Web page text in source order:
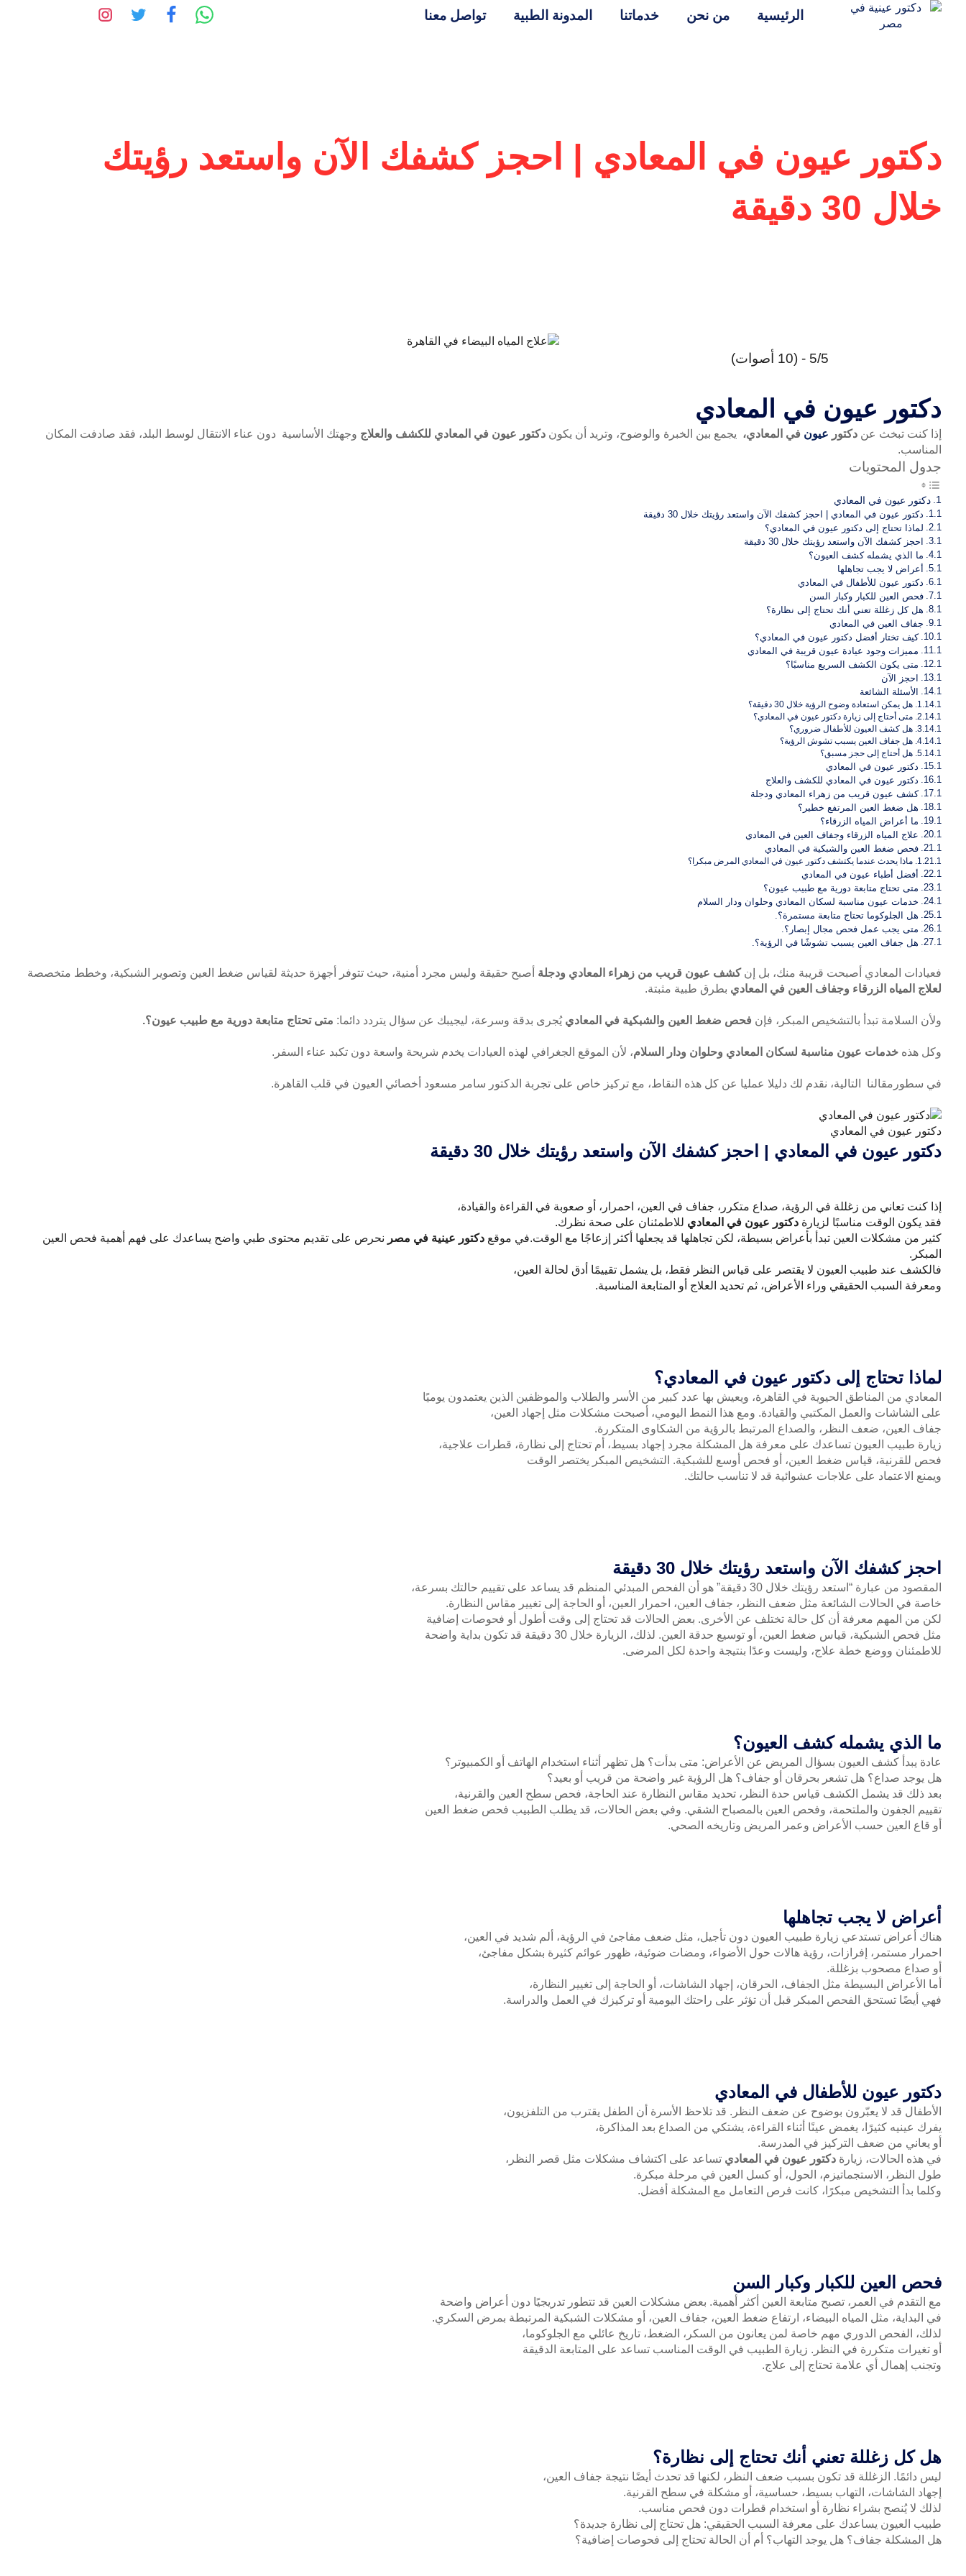
الرئيسية من نحن خدماتنا المدونة الطبية تواصل معنا
دكتور عيون في المعادي | احجز كشفك الآن واستعد رؤيتك
خلال 30 دقيقة
5/5 - (10 أصوات)
دكتور عيون في المعادي
إذا كنت تبخث عن دكتور عيون في المعادي، يجمع بين الخبرة والوضوح، وتريد أن يكون دكتور عيون في المعادي للكشف والعلاج وجهتك الأساسية دون عناء الانتقال لوسط البلد، فقد صادفت المكان
المناسب.
جدول المحتويات
دكتور عيون في المعادي
دكتور عيون في المعادي | احجز كشفك الآن واستعد رؤيتك خلال 30 دقيقة
لماذا تحتاج إلى دكتور عيون في المعادي؟
احجز كشفك الآن واستعد رؤيتك خلال 30 دقيقة
ما الذي يشمله كشف العيون؟
أعراض لا يجب تجاهلها
دكتور عيون للأطفال في المعادي
فحص العين للكبار وكبار السن
هل كل زغللة تعني أنك تحتاج إلى نظارة؟
جفاف العين في المعادي
كيف تختار أفضل دكتور عيون في المعادي؟
مميزات وجود عيادة عيون قريبة في المعادي
متى يكون الكشف السريع مناسبًا؟
احجز الآن
الأسئلة الشائعة
هل يمكن استعادة وضوح الرؤية خلال 30 دقيقة؟
متى أحتاج إلى زيارة دكتور عيون في المعادي؟
هل كشف العيون للأطفال ضروري؟
هل جفاف العين يسبب تشوش الرؤية؟
هل أحتاج إلى حجز مسبق؟
دكتور عيون في المعادي
دكتور عيون في المعادي للكشف والعلاج
كشف عيون قريب من زهراء المعادي ودجلة
هل ضغط العين المرتفع خطير؟
ما أعراض المياه الزرقاء؟
علاج المياه الزرقاء وجفاف العين في المعادي
فحص ضغط العين والشبكية في المعادي
ماذا يحدث عندما يكتشف دكتور عيون في المعادي المرض مبكرا؟
أفضل أطباء عيون في المعادي
متى تحتاج متابعة دورية مع طبيب عيون؟
خدمات عيون مناسبة لسكان المعادي وحلوان ودار السلام
هل الجلوكوما تحتاج متابعة مستمرة؟.
متى يجب عمل فحص مجال إبصار؟.
هل جفاف العين يسبب تشوشًا في الرؤية؟.
فعيادات المعادي أصبحت قريبة منك، بل إنكشف عيون قريب من زهراء المعادي ودجلة أصبح حقيقة وليس مجرد أمنية، حيث تتوفر أجهزة حديثة لقياس ضغط العين وتصوير الشبكية، وخطط متخصصة
لعلاج المياه الزرقاء وجفاف العين في المعادي بطرق طبية مثبتة.
ولأن السلامة تبدأ بالتشخيص المبكر، فإن فحص ضغط العين والشبكية في المعادي يُجرى بدقة وسرعة، ليجيبك عن سؤال يتردد دائما: متى تحتاج متابعة دورية مع طبيب عيون؟.
وكل هذه خدمات عيون مناسبة لسكان المعادي وحلوان ودار السلام، لأن الموقع الجغرافي لهذه العيادات يخدم شريحة واسعة دون تكبد عناء السفر.
في سطورمقالنا التالية، نقدم لك دليلا عمليا عن كل هذه النقاط، مع تركيز خاص على تجربة الدكتور سامر مسعود أخصائي العيون في قلب القاهرة.
دكتور عيون في المعادي
دكتور عيون في المعادي | احجز كشفك الآن واستعد رؤيتك خلال 30 دقيقة
إذا كنت تعاني من زغللة في الرؤية، صداع متكرر، جفاف في العين، احمرار، أو صعوبة في القراءة والقيادة،
فقد يكون الوقت مناسبًا لزيارة دكتور عيون في المعادي للاطمئنان على صحة نظرك.
كثير من مشكلات العين تبدأ بأعراض بسيطة، لكن تجاهلها قد يجعلها أكثر إزعاجًا مع الوقت.في موقع دكتور عينية في مصر نحرص على تقديم محتوى طبي واضح يساعدك على فهم أهمية فحص العين
المبكر.
فالكشف عند طبيب العيون لا يقتصر على قياس النظر فقط، بل يشمل تقييمًا أدق لحالة العين،
ومعرفة السبب الحقيقي وراء الأعراض، ثم تحديد العلاج أو المتابعة المناسبة.
لماذا تحتاج إلى دكتور عيون في المعادي؟
المعادي من المناطق الحيوية في القاهرة، ويعيش بها عدد كبير من الأسر والطلاب والموظفين الذين يعتمدون يوميًا
على الشاشات والعمل المكتبي والقيادة. ومع هذا النمط اليومي، أصبحت مشكلات مثل إجهاد العين،
جفاف العين، ضعف النظر، والصداع المرتبط بالرؤية من الشكاوى المتكررة.
زيارة طبيب العيون تساعدك على معرفة هل المشكلة مجرد إجهاد بسيط، أم تحتاج إلى نظارة، قطرات علاجية،
فحص للقرنية، قياس ضغط العين، أو فحص أوسع للشبكية. التشخيص المبكر يختصر الوقت
ويمنع الاعتماد على علاجات عشوائية قد لا تناسب حالتك.
احجز كشفك الآن واستعد رؤيتك خلال 30 دقيقة
المقصود من عبارة “استعد رؤيتك خلال 30 دقيقة” هو أن الفحص المبدئي المنظم قد يساعد على تقييم حالتك بسرعة،
خاصة في الحالات الشائعة مثل ضعف النظر، جفاف العين، احمرار العين، أو الحاجة إلى تغيير مقاس النظارة.
لكن من المهم معرفة أن كل حالة تختلف عن الأخرى. بعض الحالات قد تحتاج إلى وقت أطول أو فحوصات إضافية
مثل فحص الشبكية، قياس ضغط العين، أو توسيع حدقة العين. لذلك، الزيارة خلال 30 دقيقة قد تكون بداية واضحة
للاطمئنان ووضع خطة علاج، وليست وعدًا بنتيجة واحدة لكل المرضى.
ما الذي يشمله كشف العيون؟
عادة يبدأ كشف العيون بسؤال المريض عن الأعراض: متى بدأت؟ هل تظهر أثناء استخدام الهاتف أو الكمبيوتر؟
هل يوجد صداع؟ هل تشعر بحرقان أو جفاف؟ هل الرؤية غير واضحة من قريب أو بعيد؟
بعد ذلك قد يشمل الكشف قياس حدة النظر، تحديد مقاس النظارة عند الحاجة، فحص سطح العين والقرنية،
تقييم الجفون والملتحمة، وفحص العين بالمصباح الشقي. وفي بعض الحالات، قد يطلب الطبيب فحص ضغط العين
أو قاع العين حسب الأعراض وعمر المريض وتاريخه الصحي.
أعراض لا يجب تجاهلها
هناك أعراض تستدعي زيارة طبيب العيون دون تأجيل، مثل ضعف مفاجئ في الرؤية، ألم شديد في العين،
احمرار مستمر، إفرازات، رؤية هالات حول الأضواء، ومضات ضوئية، ظهور عوائم كثيرة بشكل مفاجئ،
أو صداع مصحوب بزغللة.
أما الأعراض البسيطة مثل الجفاف، الحرقان، إجهاد الشاشات، أو الحاجة إلى تغيير النظارة،
فهي أيضًا تستحق الفحص المبكر قبل أن تؤثر على راحتك اليومية أو تركيزك في العمل والدراسة.
دكتور عيون للأطفال في المعادي
الأطفال قد لا يعبّرون بوضوح عن ضعف النظر. قد تلاحظ الأسرة أن الطفل يقترب من التلفزيون،
يفرك عينيه كثيرًا، يغمض عينًا أثناء القراءة، يشتكي من الصداع بعد المذاكرة،
أو يعاني من ضعف التركيز في المدرسة.
في هذه الحالات، زيارة دكتور عيون في المعادي تساعد على اكتشاف مشكلات مثل قصر النظر،
طول النظر، الاستجماتيزم، الحول، أو كسل العين في مرحلة مبكرة.
وكلما بدأ التشخيص مبكرًا، كانت فرص التعامل مع المشكلة أفضل.
فحص العين للكبار وكبار السن
مع التقدم في العمر، تصبح متابعة العين أكثر أهمية. بعض مشكلات العين قد تتطور تدريجيًا دون أعراض واضحة
في البداية، مثل المياه البيضاء، ارتفاع ضغط العين، جفاف العين، أو مشكلات الشبكية المرتبطة بمرض السكري.
لذلك، الفحص الدوري مهم خاصة لمن يعانون من السكر، الضغط، تاريخ عائلي مع الجلوكوما،
أو تغيرات متكررة في النظر. زيارة الطبيب في الوقت المناسب تساعد على المتابعة الدقيقة
وتجنب إهمال أي علامة تحتاج إلى علاج.
هل كل زغللة تعني أنك تحتاج إلى نظارة؟
ليس دائمًا. الزغللة قد تكون بسبب ضعف النظر، لكنها قد تحدث أيضًا نتيجة جفاف العين،
إجهاد الشاشات، التهاب بسيط، حساسية، أو مشكلة في سطح القرنية.
لذلك لا يُنصح بشراء نظارة أو استخدام قطرات دون فحص مناسب.
طبيب العيون يساعدك على معرفة السبب الحقيقي: هل تحتاج إلى نظارة جديدة؟
هل المشكلة جفاف؟ هل يوجد التهاب؟ أم أن الحالة تحتاج إلى فحوصات إضافية؟